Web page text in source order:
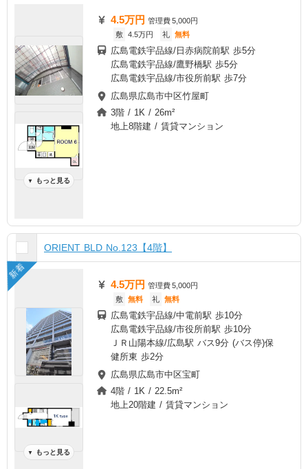
▼ もっと見る
4.5万円 管理費5,000円
敷 4.5万円 礼 無料
広島電鉄宇品線/日赤病院前駅 歩5分
広島電鉄宇品線/鷹野橋駅 歩5分
広島電鉄宇品線/市役所前駅 歩7分
広島県広島市中区竹屋町
3階 / 1K / 26m²
地上8階建 / 賃貸マンション
ORIENT BLD No.123【4階】
新着
▼ もっと見る
4.5万円 管理費5,000円
敷 無料 礼 無料
広島電鉄宇品線/中電前駅 歩10分
広島電鉄宇品線/市役所前駅 歩10分
ＪＲ山陽本線/広島駅 バス9分 (バス停)保
健所東 歩2分
広島県広島市中区宝町
4階 / 1K / 22.5m²
地上20階建 / 賃貸マンション